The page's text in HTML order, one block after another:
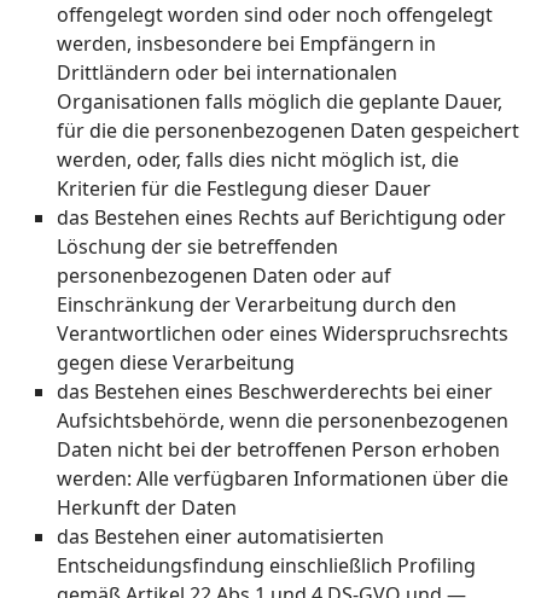
offengelegt worden sind oder noch offengelegt
werden, insbesondere bei Empfängern in
Drittländern oder bei internationalen
Organisationen falls möglich die geplante Dauer,
für die die personenbezogenen Daten gespeichert
werden, oder, falls dies nicht möglich ist, die
Kriterien für die Festlegung dieser Dauer
das Bestehen eines Rechts auf Berichtigung oder
Löschung der sie betreffenden
personenbezogenen Daten oder auf
Einschränkung der Verarbeitung durch den
Verantwortlichen oder eines Widerspruchsrechts
gegen diese Verarbeitung
das Bestehen eines Beschwerderechts bei einer
Aufsichtsbehörde, wenn die personenbezogenen
Daten nicht bei der betroffenen Person erhoben
werden: Alle verfügbaren Informationen über die
Herkunft der Daten
das Bestehen einer automatisierten
Entscheidungsfindung einschließlich Profiling